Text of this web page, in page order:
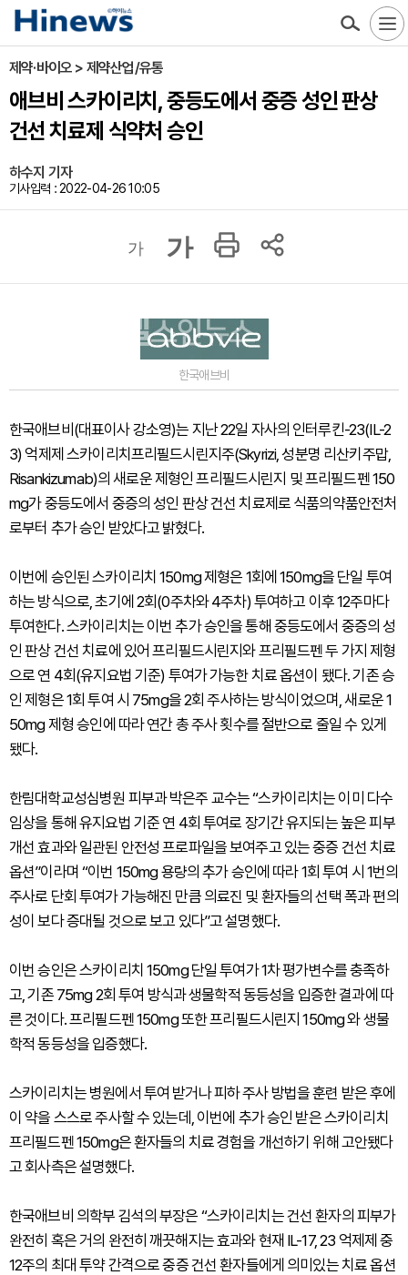
제약·바이오 > 제약산업/유통
애브비 스카이리치, 중등도에서 중증 성인 판상
건선 치료제 식약처 승인
하수지 기자
기사입력 : 2022-04-26 10:05
가 가
한국애브비
한국애브비(대표이사 강소영)는 지난 22일 자사의 인터루킨-23(IL-2
3) 억제제 스카이리치프리필드시린지주(Skyrizi, 성분명 리산키주맙,
Risankizumab)의 새로운 제형인 프리필드시린지 및 프리필드펜 150
mg가 중등도에서 중증의 성인 판상 건선 치료제로 식품의약품안전처
로부터 추가 승인 받았다고 밝혔다.
이번에 승인된 스카이리치 150mg 제형은 1회에 150mg을 단일 투여
하는 방식으로, 초기에 2회(0주차와 4주차) 투여하고 이후 12주마다
투여한다. 스카이리치는 이번 추가 승인을 통해 중등도에서 중증의 성
인 판상 건선 치료에 있어 프리필드시린지와 프리필드펜 두 가지 제형
으로 연 4회(유지요법 기준) 투여가 가능한 치료 옵션이 됐다. 기존 승
인 제형은 1회 투여 시 75mg을 2회 주사하는 방식이었으며, 새로운 1
50mg 제형 승인에 따라 연간 총 주사 횟수를 절반으로 줄일 수 있게
됐다.
한림대학교성심병원 피부과 박은주 교수는 “스카이리치는 이미 다수
임상을 통해 유지요법 기준 연 4회 투여로 장기간 유지되는 높은 피부
개선 효과와 일관된 안전성 프로파일을 보여주고 있는 중증 건선 치료
옵션”이라며 “이번 150mg 용량의 추가 승인에 따라 1회 투여 시 1번의
주사로 단회 투여가 가능해진 만큼 의료진 및 환자들의 선택 폭과 편의
성이 보다 증대될 것으로 보고 있다”고 설명했다.
이번 승인은 스카이리치 150mg 단일 투여가 1차 평가변수를 충족하
고, 기존 75mg 2회 투여 방식과 생물학적 동등성을 입증한 결과에 따
른 것이다. 프리필드펜 150mg 또한 프리필드시린지 150mg 와 생물
학적 동등성을 입증했다.
스카이리치는 병원에서 투여 받거나 피하 주사 방법을 훈련 받은 후에
이 약을 스스로 주사할 수 있는데, 이번에 추가 승인 받은 스카이리치
프리필드펜 150mg은 환자들의 치료 경험을 개선하기 위해 고안됐다
고 회사측은 설명했다.
한국애브비 의학부 김석의 부장은 “스카이리치는 건선 환자의 피부가
완전히 혹은 거의 완전히 깨끗해지는 효과와 현재 IL-17, 23 억제제 중
12주의 최대 투약 간격으로 중증 건선 환자들에게 의미있는 치료 옵션